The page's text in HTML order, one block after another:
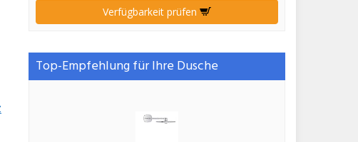
Verfügbarkeit prüfen
Top-Empfehlung für Ihre Dusche